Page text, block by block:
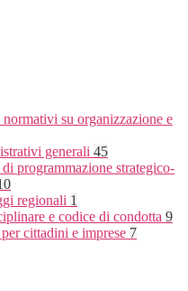
su organizzazione e
generali 45
programmazione strategico-
regionali 1
e codice di condotta 9
cittadini e imprese 7